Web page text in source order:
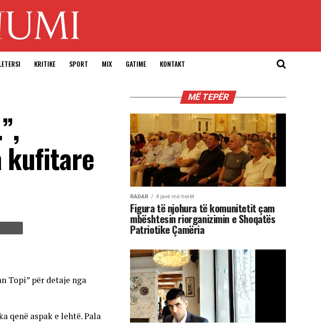
KRITIKE SPORT MIX GATIME KONTAKT
kufitare
Topi” për detaje nga
qenë aspak e lehtë. Pala
MË TEPËR
RADAR 4 javë më herët
Figura të njohura të komunitetit çam
mbështesin riorganizimin e Shoqatës
Patriotike Çamëria